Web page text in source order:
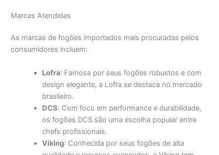
Marcas Atendidas
As marcas de fogões importados mais procuradas pelos
consumidores incluem:
Lofra: Famosa por seus fogões robustos e com
design elegante, a Lofra se destaca no mercado
brasileiro.
DCS: Com foco em performance e durabilidade,
os fogões DCS são uma escolha popular entre
chefs profissionais.
Viking: Conhecida por seus fogões de alta